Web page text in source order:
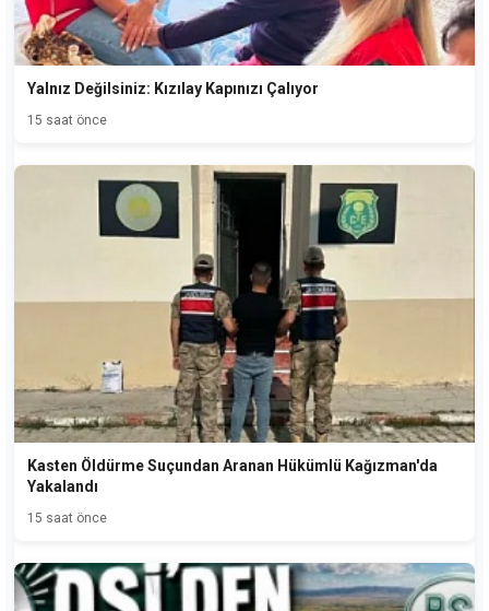
Yalnız Değilsiniz: Kızılay Kapınızı Çalıyor
15 saat önce
Kasten Öldürme Suçundan Aranan Hükümlü Kağızman'da
Yakalandı
15 saat önce